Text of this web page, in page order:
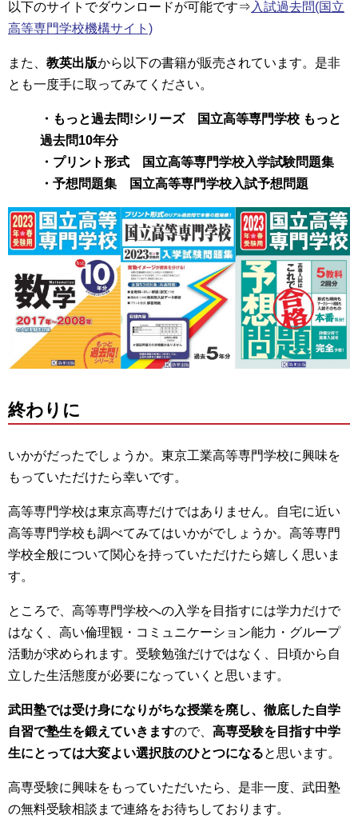
以下のサイトでダウンロードが可能です⇒ 入試過去問(国立
高等専門学校機構サイト)
また、 教英出版から以下の書籍が販売されています。是非
とも一度手に取ってみてください。
・もっと過去問!シリーズ 国立高等専門学校 もっと
過去問10年分
・プリント形式 国立高等専門学校入学試験問題集
・予想問題集 国立高等専門学校入試予想問題
終わりに
いかがだったでしょうか。東京工業高等専門学校に興味を
もっていただけたら幸いです。
高等専門学校は東京高専だけではありません。自宅に近い
高等専門学校も調べてみてはいかがでしょうか。高等専門
学校全般について関心を持っていただけたら嬉しく思いま
す。
ところで、高等専門学校への入学を目指すには学力だけで
はなく、高い倫理観・コミュニケーション能力・グループ
活動が求められます。受験勉強だけではなく、日頃から自
立した生活態度が必要になっていくと思います。
武田塾では受け身になりがちな授業を廃し、徹底した自学
自習で塾生を鍛えていきますので、 高専受験を目指す中学
生にとっては大変よい選択肢のひとつになると思います。
高専受験に興味をもっていただいたら、是非一度、武田塾
の無料受験相談まで連絡をお待ちしております。